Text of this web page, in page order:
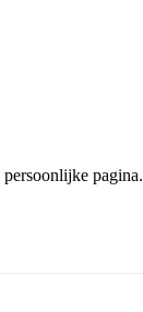
pagina.